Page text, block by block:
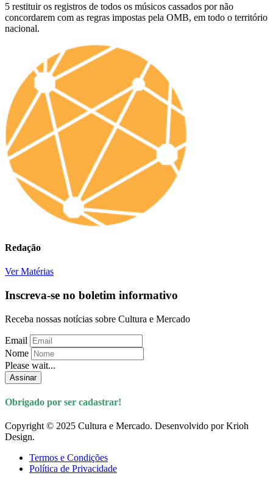
5 restituir os registros de todos os músicos cassados por não
concordarem com as regras impostas pela OMB, em todo o território
nacional.
Redação
Ver Matérias
Inscreva-se no boletim informativo
Receba nossas notícias sobre Cultura e Mercado
Email
Nome
Please wait...
Assinar
Obrigado por ser cadastrar!
Copyright © 2025 Cultura e Mercado. Desenvolvido por Krioh
Design.
Termos e Condições
Política de Privacidade